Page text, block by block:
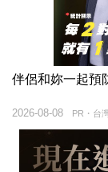
伴侶和妳一起預
PR・台
2026-08-08